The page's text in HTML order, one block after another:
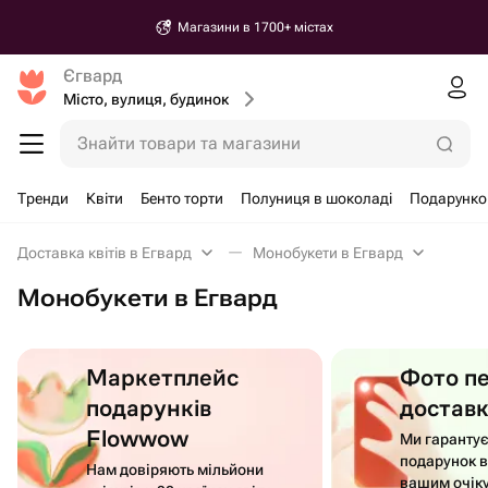
Магазини в 1700+ містах
Єгвард
Місто, вулиця, будинок
Знайти товари та магазини
Тренди Квіти Бенто торти Полуниця в шоколаді
Доставка квітів в Егвард Монобукети в Егвард
Монобукети в Егвард
Маркетплейс
подарунків
Flowwow
Нам довіряють мільйони
Фото
Ми
подарунок
вашим